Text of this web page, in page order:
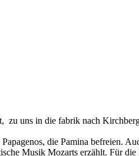
uns in die fabrik nach
die Pamina befreien.
Musik Mozarts erzählt. Für